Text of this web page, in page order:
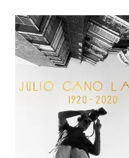
Saltar
al
contenido